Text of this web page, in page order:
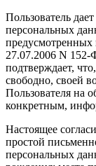
Пользователь
персональных
предусмотренных
27.07.2006 N
подтверждает,
свободно, своей
Пользователя на
конкретным,
Настоящее
простой
персональных